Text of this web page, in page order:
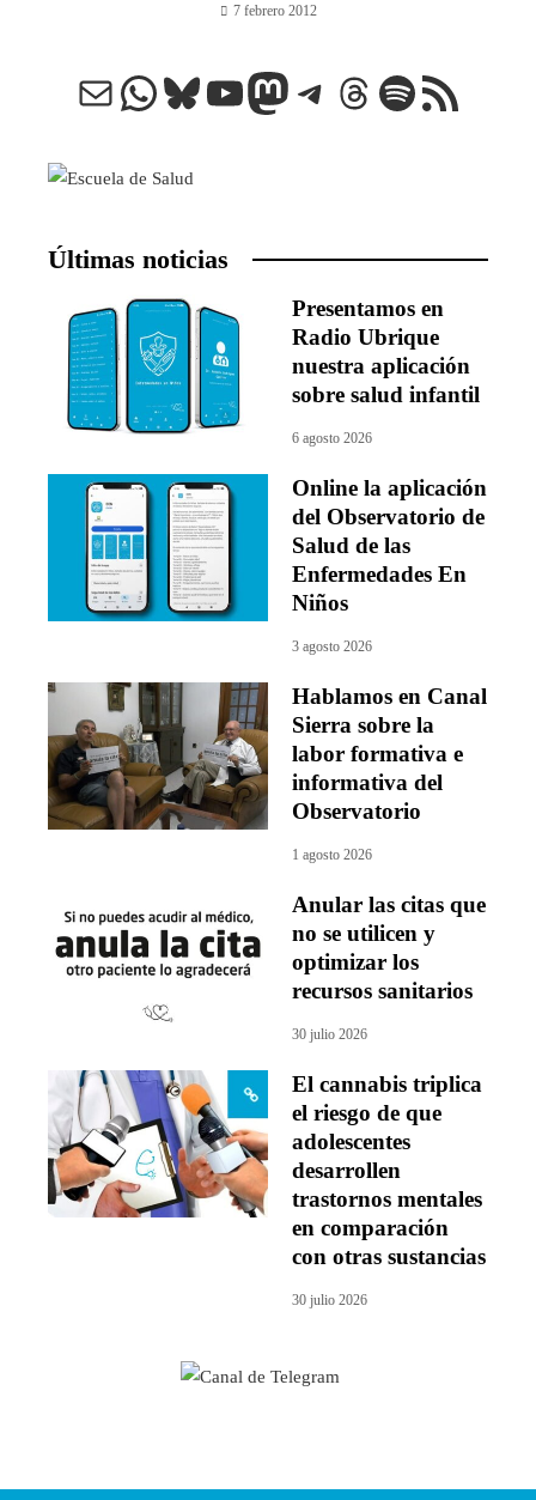
7 febrero 2012
Correo electrónico
WhatsApp
Bluesky
YouTube
Mastodon
Telegram
Threads
Spotify
Feed RSS
Últimas noticias
Presentamos en
Radio Ubrique
nuestra aplicación
sobre salud infantil
6 agosto 2026
Online la aplicación
del Observatorio de
Salud de las
Enfermedades En
Niños
3 agosto 2026
Hablamos en Canal
Sierra sobre la
labor formativa e
informativa del
Observatorio
1 agosto 2026
Anular las citas que
no se utilicen y
optimizar los
recursos sanitarios
30 julio 2026
El cannabis triplica
el riesgo de que
adolescentes
desarrollen
trastornos mentales
en comparación
con otras sustancias
30 julio 2026